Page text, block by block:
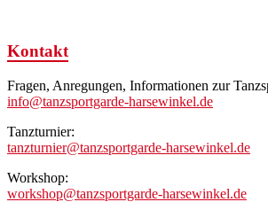
Kontakt
Fragen, Anregungen, Informationen zur
info@tanzsportgarde-harsewinkel.de
Tanzturnier:
tanzturnier@tanzsportgarde-harsewinkel.de
Workshop:
workshop@tanzsportgarde-harsewinkel.de